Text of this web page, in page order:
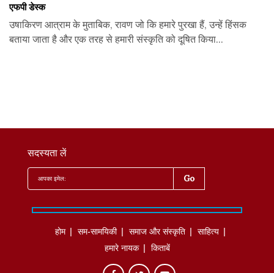
एफपी डेस्‍क
उषाकिरण आत्राम के मुताबिक, रावण जो कि हमारे पुरखा हैं, उन्हें हिंसक
बताया जाता है और एक तरह से हमारी संस्कृति को दूषित किया...
सदस्यता लें
होम सम-सामयिकी समाज और संस्कृति
साहित्‍य
हमारे नायक
किताबें